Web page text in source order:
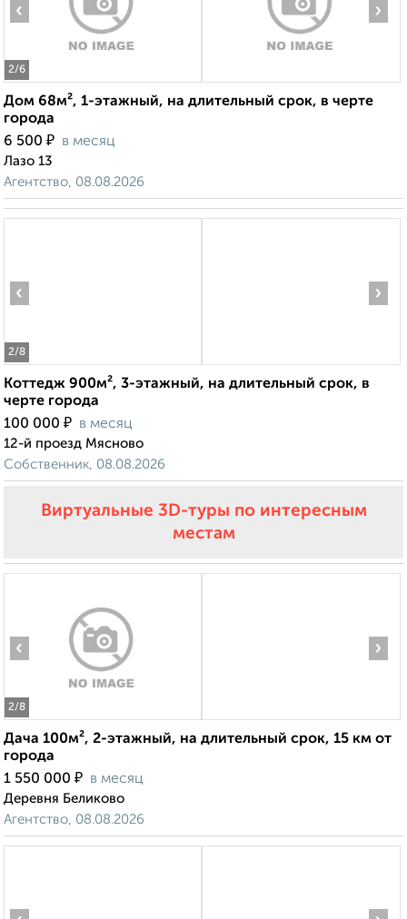
2/6
‹ ›
Дом 68м², 1-этажный, на длительный срок, в черте
города
6 500 ₽ в месяц
Лазо 13
Агентство, 08.08.2026
2/8
‹ ›
Коттедж 900м², 3-этажный, на длительный срок, в
черте города
100 000 ₽ в месяц
12-й проезд Мясново
Собственник, 08.08.2026
Виртуальные 3D-туры по интересным
местам
2/8
‹ ›
Дача 100м², 2-этажный, на длительный срок, 15 км от
города
1 550 000 ₽ в месяц
Деревня Беликово
Агентство, 08.08.2026